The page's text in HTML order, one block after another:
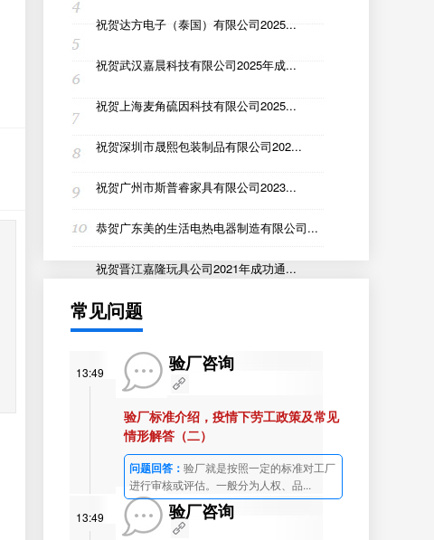
祝贺达方电子（泰国）有限公司2025...
祝贺武汉嘉晨科技有限公司2025年成...
祝贺上海麦角硫因科技有限公司2025...
祝贺深圳市晟熙包装制品有限公司202...
祝贺广州市斯普睿家具有限公司2023...
恭贺广东美的生活电热电器制造有限公司...
祝贺晋江嘉隆玩具公司2021年成功通...
常见问题
13:49 验厂咨询
验厂标准介绍，疫情下劳工政策及常见
情形解答（二）
问题回答：验厂就是按照一定的标准对工厂
进行审核或评估。一般分为人权、品...
13:49 验厂咨询